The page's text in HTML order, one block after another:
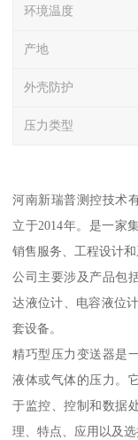
环境温度
产地
外壳防护
压力类型
河南新瑞普测控技术
立于2014年。是一家
销售服务、工程设计
公司主要涉及产品包
达液位计、电容液位
套设备。
精巧型压力变送器是
液体或气体的压力。
于监控、控制和数据
理、特点、应用以及选